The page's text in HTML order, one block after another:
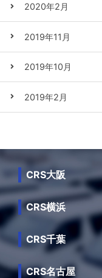
2020年2月
2019年11月
2019年10月
2019年2月
CRS大阪
CRS横浜
CRS千葉
CRS名古屋